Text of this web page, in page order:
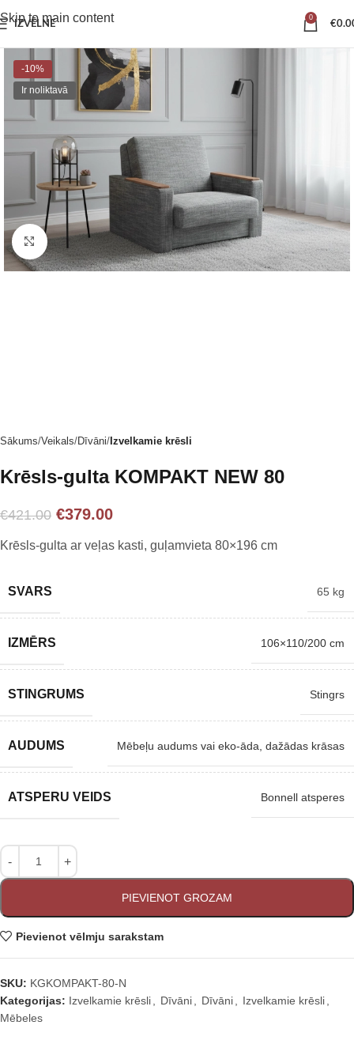
Skip to main content
IZVĒLNE
0
€
-10%
Ir noliktavā
Noklikšķiniet, lai palielinātu
Sākums Veikals Dīvāni Izvelkamie krēsli
Krēsls-gulta KOMPAKT NEW 80
€421.00 €379.00
Krēsls-gulta ar veļas kasti, guļamvieta 80×196 cm
SVARS 65 kg
IZMĒRS 106×110/200 cm
STINGRUMS Stingrs
AUDUMS Mēbeļu audums vai eko-āda, dažādas krāsas
ATSPERU VEIDS Bonnell atsperes
PIEVIENOT GROZAM
Pievienot vēlmju sarakstam
SKU: KGKOMPAKT-80-N
Kategorijas: Izvelkamie krēsli, Dīvāni, Dīvāni, Izvelkamie krēsli,
Mēbeles